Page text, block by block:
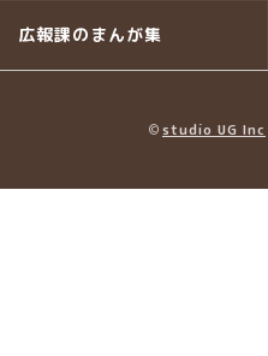
広報課のまんが集
©studio UG Inc